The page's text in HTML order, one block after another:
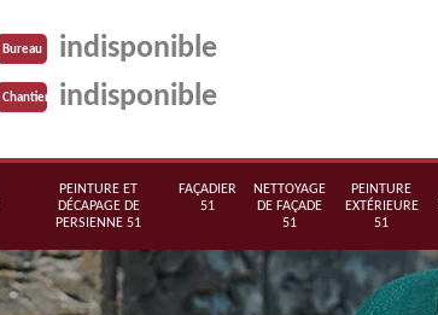
Bureau indisponible
Chantier indisponible
PEINTURE ET
DÉCAPAGE DE
PERSIENNE 51
FAÇADIER
51
NETTOYAGE
DE FAÇADE
51
PEINTURE
EXTÉRIEURE
51